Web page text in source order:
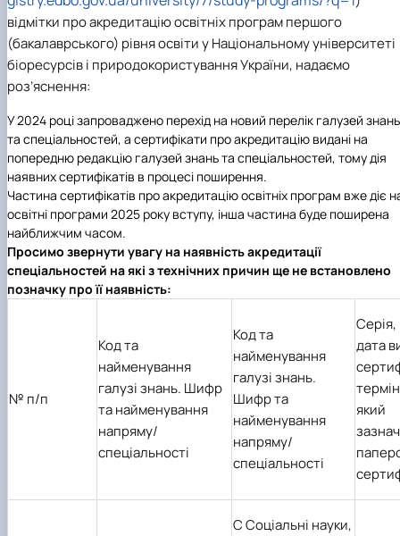
відмітки про акредитацію освітніх програм першого
(бакалаврського) рівня освіти у Національному університеті
біоресурсів і природокористування України, надаємо
роз’яснення:
У 2024 році запроваджено перехід на новий перелік галузей знань
та спеціальностей, а сертифікати про акредитацію видані на
попередню редакцію галузей знань та спеціальностей, тому дія
наявних сертифікатів в процесі поширення.
Частина сертифікатів про акредитацію освітніх програм вже діє
освітні програми 2025 року вступу, інша частина буде поширена
найближчим часом.
Просимо звернути увагу на наявність акредитації
спеціальностей на які з технічних причин ще не встановлено
позначку про її наявність:
№ п/п
Код та
найменування
галузі знань. Шифр
та найменування
напряму/
спеціальності
Код та
найменування
галузі знань.
Шифр та
найменування
напряму/
спеціальності
дата
термін
який
C Соціальні науки,